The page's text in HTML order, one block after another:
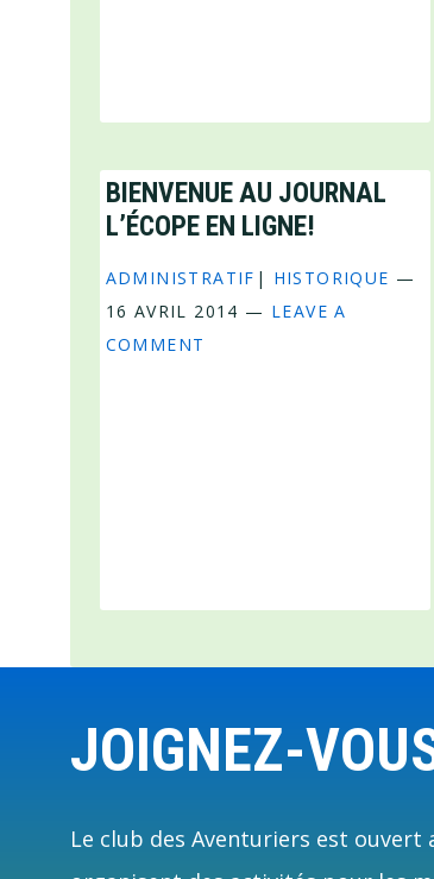
BIENVENUE AU JOURNAL
L’ÉCOPE EN LIGNE!
ADMINISTRATIF | HISTORIQUE —
16 AVRIL 2014 — LEAVE A
COMMENT
FooterJOIGNEZ-
Le club des Aventuriers est ouvert